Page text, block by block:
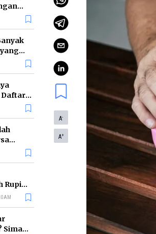
Juta?
Daftar
Simak
A-
A+